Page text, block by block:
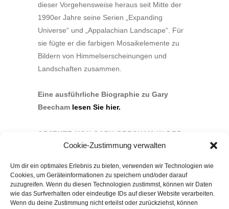
Cookie-Zustimmung verwalten
Um dir ein optimales Erlebnis zu bieten, verwenden wir Technologien wie
Cookies, um Geräteinformationen zu speichern und/oder darauf
zuzugreifen. Wenn du diesen Technologien zustimmst, können wir Daten
wie das Surfverhalten oder eindeutige IDs auf dieser Website verarbeiten.
Wenn du deine Zustimmung nicht erteilst oder zurückziehst, können
dieser Vorgehensweise heraus seit Mitte der
1990er Jahre seine Serien „Expanding
Universe“ und „Appalachian Landscape“. Für
sie fügte er die farbigen Mosaikelemente zu
Bildern von Himmelserscheinungen und
Landschaften zusammen.
Eine ausführliche Biographie zu Gary
Beecham lesen Sie hier.
OBJEKTE VON GARY BEECHAM IN DER
SAMMLUNG